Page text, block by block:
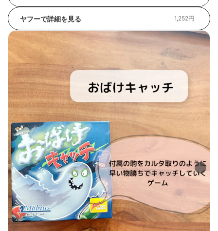
ヤフーで詳細を見る 1,252円